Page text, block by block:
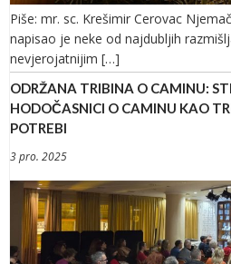
Piše: mr. sc. Krešimir Cerovac
napisao je neke od najdubljih
nevjerojatnijim […]
ODRŽANA TRIBINA O CAMINU:
HODOČASNICI O CAMINU KAO
POTREBI
3 pro. 2025